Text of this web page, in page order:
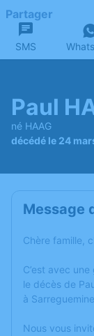
Partager
SMS
Paul
né HAAG
décédé le 24
Message
Chère famille,
C’est avec
le décès de
à
Nous vous